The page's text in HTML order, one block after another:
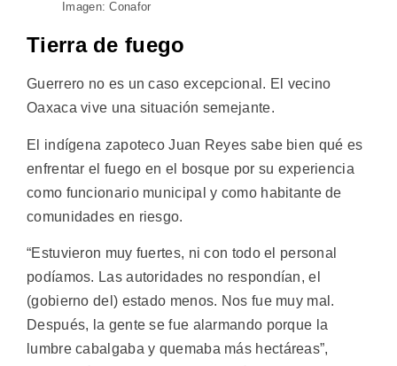
Imagen: Conafor
Tierra de fuego
Guerrero no es un caso excepcional. El vecino
Oaxaca vive una situación semejante.
El indígena zapoteco Juan Reyes sabe bien qué es
enfrentar el fuego en el bosque por su experiencia
como funcionario municipal y como habitante de
comunidades en riesgo.
“Estuvieron muy fuertes, ni con todo el personal
podíamos. Las autoridades no respondían, el
(gobierno del) estado menos. Nos fue muy mal.
Después, la gente se fue alarmando porque la
lumbre cabalgaba y quemaba más hectáreas”,